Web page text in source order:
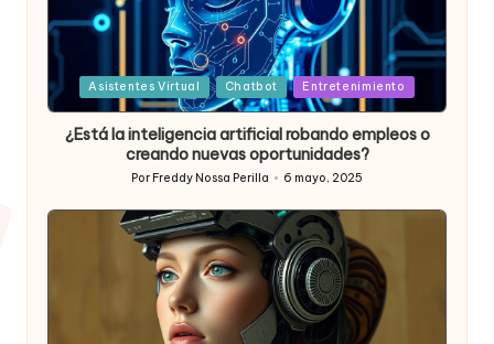
Posted
in
Asistentes Virtual Chatbot Entretenimiento
¿Está la inteligencia artificial robando empleos o
creando nuevas oportunidades?
Publicado
Por Freddy Nossa Perilla 6 mayo, 2025